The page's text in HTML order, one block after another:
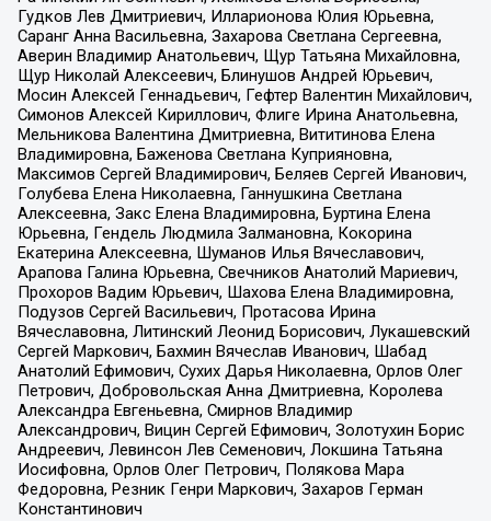
Гудков Лев Дмитриевич, Илларионова Юлия Юрьевна,
Саранг Анна Васильевна, Захарова Светлана Сергеевна,
Аверин Владимир Анатольевич, Щур Татьяна Михайловна,
Щур Николай Алексеевич, Блинушов Андрей Юрьевич,
Мосин Алексей Геннадьевич, Гефтер Валентин Михайлович,
Симонов Алексей Кириллович, Флиге Ирина Анатольевна,
Мельникова Валентина Дмитриевна, Вититинова Елена
Владимировна, Баженова Светлана Куприяновна,
Максимов Сергей Владимирович, Беляев Сергей Иванович,
Голубева Елена Николаевна, Ганнушкина Светлана
Алексеевна, Закс Елена Владимировна, Буртина Елена
Юрьевна, Гендель Людмила Залмановна, Кокорина
Екатерина Алексеевна, Шуманов Илья Вячеславович,
Арапова Галина Юрьевна, Свечников Анатолий Мариевич,
Прохоров Вадим Юрьевич, Шахова Елена Владимировна,
Подузов Сергей Васильевич, Протасова Ирина
Вячеславовна, Литинский Леонид Борисович, Лукашевский
Сергей Маркович, Бахмин Вячеслав Иванович, Шабад
Анатолий Ефимович, Сухих Дарья Николаевна, Орлов Олег
Петрович, Добровольская Анна Дмитриевна, Королева
Александра Евгеньевна, Смирнов Владимир
Александрович, Вицин Сергей Ефимович, Золотухин Борис
Андреевич, Левинсон Лев Семенович, Локшина Татьяна
Иосифовна, Орлов Олег Петрович, Полякова Мара
Федоровна, Резник Генри Маркович, Захаров Герман
Константинович